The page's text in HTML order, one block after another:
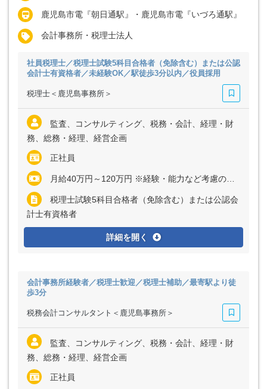
鹿児島市電『朝日通駅』・鹿児島市電『いづろ通駅』
会計事務所・税理士法人
社員税理士／税理士試験5科目合格者（免除含む）または公認
会計士有資格者／未経験OK／駅徒歩3分以内／役員採用
税理士＜鹿児島事務所＞
監査、コンサルティング、税務・会計、経理・財
務、総務・経理、経営企画
正社員
月給40万円～120万円 ※経験・能力など考慮の上、決定いたします ※残業代は所属税理士は全額支給 ※残業代は社員税理士はなし
税理士試験5科目合格者（免除含む）または公認会
計士有資格者
詳細を開く
会計事務所経験者／税理士歓迎／税理士補助／最寄駅より徒
歩3分
税務会計コンサルタント＜鹿児島事務所＞
監査、コンサルティング、税務・会計、経理・財
務、総務・経理、経営企画
正社員